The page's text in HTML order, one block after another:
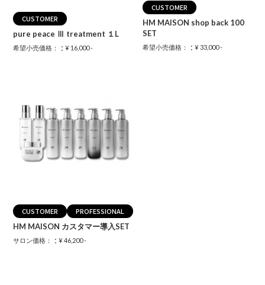
CUSTOMER
pure peace Ⅲ treatment １L
希望小売価格： ：¥ 16,000 -
CUSTOMER
HM MAISON shop back 100
SET
希望小売価格： ：¥ 33,000 -
CUSTOMER
PROFESSIONAL
HM MAISON カスタマー導入SET
サロン価格： ：¥ 46,200 -